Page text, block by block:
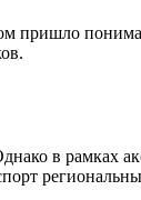
пришло
в рамках